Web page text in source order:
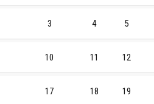
3 4 5
10 11 12
17 18 19